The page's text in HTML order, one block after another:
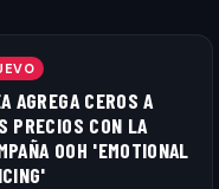
AGREGA CEROS A
PRECIOS CON LA
OOH 'EMOTIONAL